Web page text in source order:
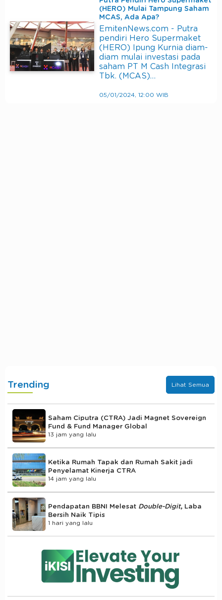
(HERO) Mulai Tampung Saham
MCAS, Ada Apa?
EmitenNews.com - Putra
pendiri Hero Supermaket
(HERO) Ipung Kurnia diam-
diam mulai investasi pada
saham PT M Cash Integrasi
Tbk. (MCAS)…
05/01/2024, 12:00 WIB
Trending Lihat Semua
Saham Ciputra (CTRA) Jadi Magnet Sovereign
Fund & Fund Manager Global
13 jam yang lalu
Ketika Rumah Tapak dan Rumah Sakit jadi
Penyelamat Kinerja CTRA
14 jam yang lalu
Pendapatan BBNI Melesat Double-Digit, Laba
Bersih Naik Tipis
1 hari yang lalu